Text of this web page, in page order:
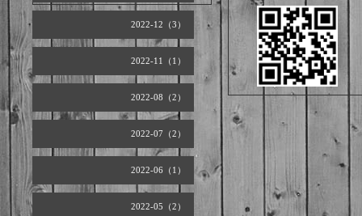
2022-12（3）
2022-11（1）
2022-08（2）
2022-07（2）
2022-06（1）
2022-05（2）